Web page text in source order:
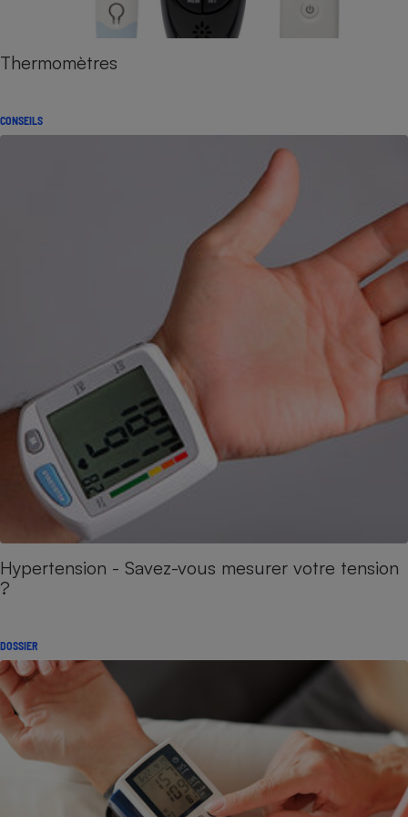
Thermomètres
CONSEILS
Hypertension - Savez-vous mesurer votre tension
?
DOSSIER